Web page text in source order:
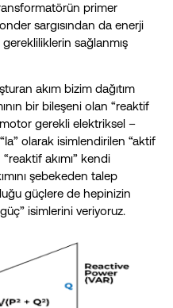
primer
sargısından da enerji
sağlanmış
akım bizim dağıtım
bir bileşeni olan “reaktif
motor gerekli elektriksel –
olarak isimlendirilen “aktif
akımı” kendi
şebekeden talep
güçlere de hepinizin
isimlerini veriyoruz.